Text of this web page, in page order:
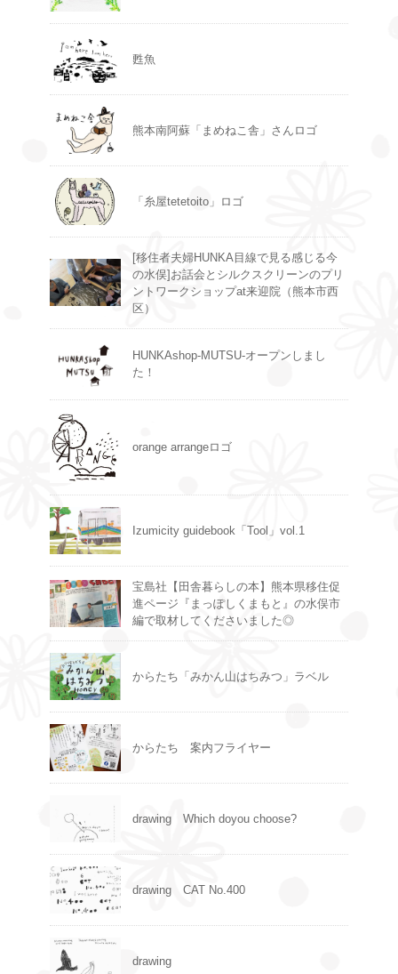
甦魚
熊本南阿蘇「まめねこ舎」さんロゴ
「糸屋tetetoito」ロゴ
[移住者夫婦HUNKA目線で見る感じる今
の水俣]お話会とシルクスクリーンのプリ
ントワークショップat来迎院（熊本市西
区）
HUNKAshop-MUTSU-オープンしまし
た！
orange arrangeロゴ
Izumicity guidebook「Tool」vol.1
宝島社【田舎暮らしの本】熊本県移住促
進ページ『まっぽしくまもと』の水俣市
編で取材してくださいました◎
からたち「みかん山はちみつ」ラベル
からたち 案内フライヤー
drawing Which doyou choose?
drawing CAT No.400
drawing